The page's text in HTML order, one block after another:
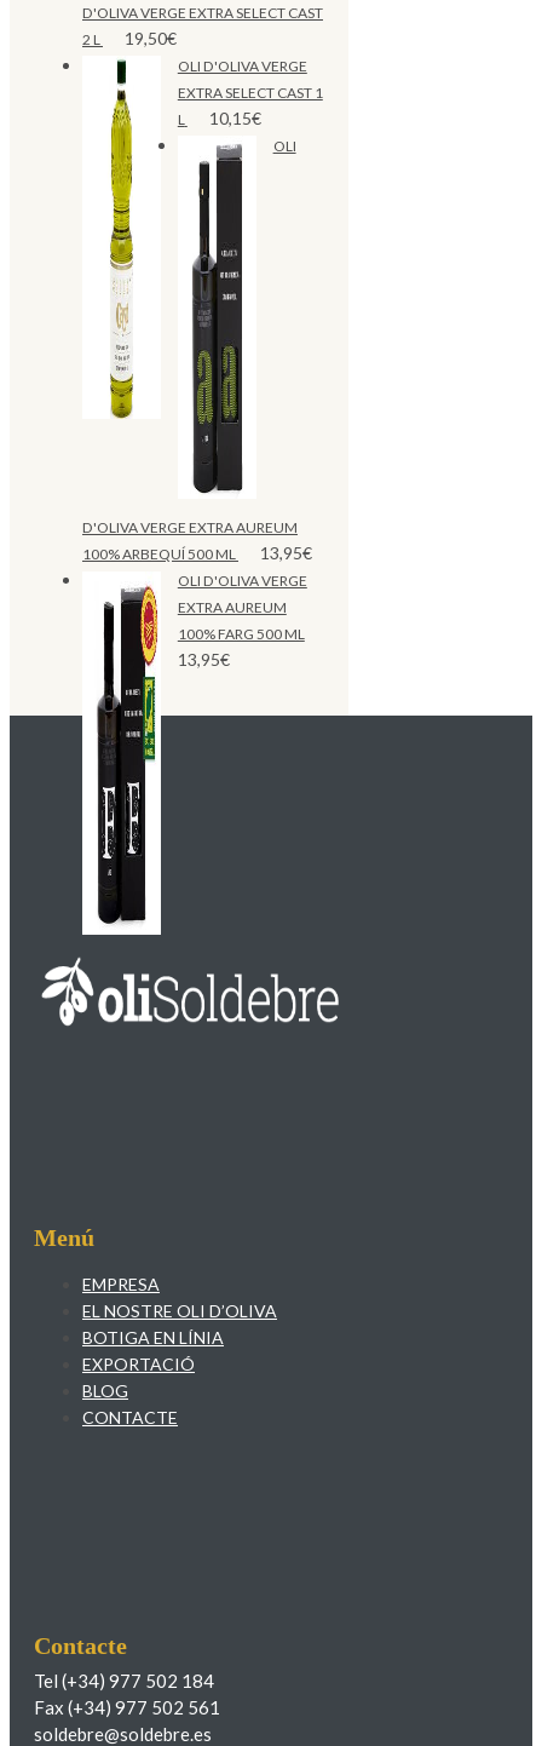
D'OLIVA VERGE EXTRA SELECT CAST
2 L
19,50€
OLI D'OLIVA VERGE
EXTRA SELECT CAST 1
L
10,15€
OLI
D'OLIVA VERGE EXTRA AUREUM
100% ARBEQUÍ 500 ML
13,95€
OLI D'OLIVA VERGE
EXTRA AUREUM
100% FARG 500 ML
13,95€
Menú
EMPRESA
EL NOSTRE OLI D’OLIVA
BOTIGA EN LÍNIA
EXPORTACIÓ
BLOG
CONTACTE
Contacte
Tel (+34) 977 502 184
Fax (+34) 977 502 561
soldebre@soldebre.es